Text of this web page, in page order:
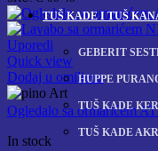
TUŠ KADE I TUŠ
GEBERIT
HUPPE
TUŠ KADE
TUŠ KADE
Uporedi
Quick view
Dodaj u omiljene
Ogledalo sa ormarićem
In stock